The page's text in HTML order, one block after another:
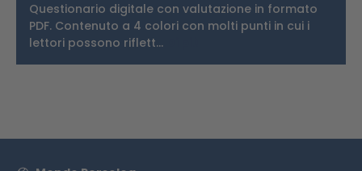
Questionario digitale con valutazione in formato
PDF. Contenuto a 4 colori con molti punti in cui i
lettori possono riflett…